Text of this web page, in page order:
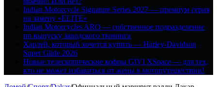
Indian Motorcycle Signature Series 2027 — премиум серия
на замену «ELITE»
Indian Motorcycles ARO — собственное подразделение
по выпуску заводского тюнинга
Харлей, который хочется купить — Harley-Davidson
Super Glide 2026
Новые телескопические кофры GIVI XSpace — для тех,
кто не может избавиться от жены в мотопутешествии!